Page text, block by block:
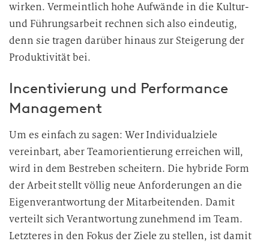
wirken. Vermeintlich hohe Aufwände in die Kultur-
und Führungsarbeit rechnen sich also eindeutig,
denn sie tragen darüber hinaus zur Steigerung der
Produktivität bei.
Incentivierung und Performance
Management
Um es einfach zu sagen: Wer Individualziele
vereinbart, aber Teamorientierung erreichen will,
wird in dem Bestreben scheitern. Die hybride Form
der Arbeit stellt völlig neue Anforderungen an die
Eigenverantwortung der Mitarbeitenden. Damit
verteilt sich Verantwortung zunehmend im Team.
Letzteres in den Fokus der Ziele zu stellen, ist damit